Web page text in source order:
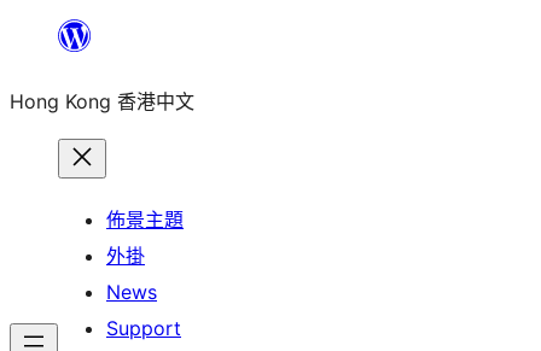
主
Hong Kong 香港中文
佈景主題
外掛
News
Support